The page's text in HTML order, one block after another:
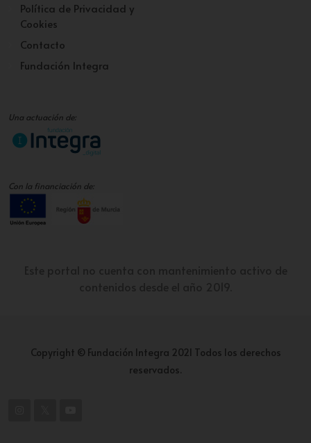
Política de Privacidad y
Cookies
Contacto
Fundación Integra
Una actuación de:
Con la financiación de:
Copyright © Fundación Integra 2021 Todos los derechos
reservados.